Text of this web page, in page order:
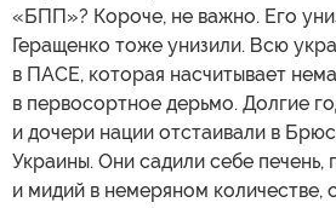
«БПП»? Короче, не важно. Его
Геращенко тоже унизили. Всю
в ПАСЕ, которая насчитывает
в первосортное дерьмо. Долгие
и дочери нации отстаивали в
Украины. Они садили себе печень,
и мидий в немеряном количестве,